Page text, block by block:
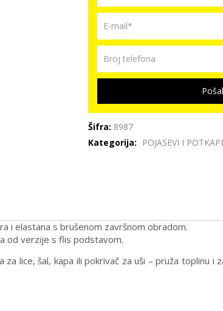
Šifra: 8987
Kategorija:
POJASEVI I
i elastana s brušenom završnom obradom.
od verzije s flis podstavom.
za lice, šal, kapa ili pokrivač za uši – pruža toplinu i